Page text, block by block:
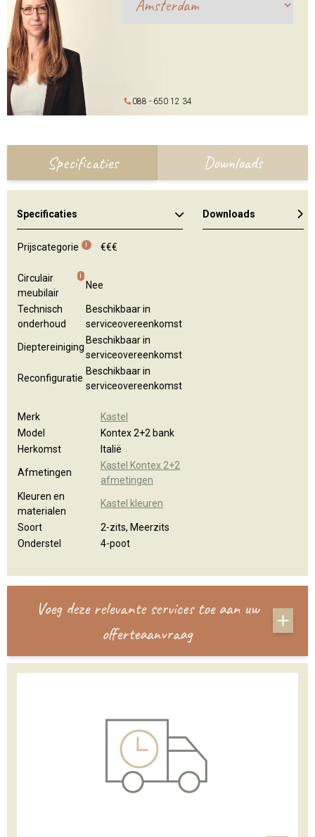
088 - 650 12 34
Specificaties Downloads
Specificaties
Prijscategorie i €€€
Circulair
meubilair
i
Nee
Technisch
onderhoud
Beschikbaar in
serviceovereenkomst
Dieptereiniging
Beschikbaar in
serviceovereenkomst
Reconfiguratie
Beschikbaar in
serviceovereenkomst
Merk
Kastel
Model
Kontex 2+2 bank
Herkomst
Italië
Afmetingen
Kastel Kontex 2+2
afmetingen
Kleuren en
materialen
Kastel kleuren
Soort
2-zits, Meerzits
Onderstel
4-poot
Downloads
Voeg deze relevante services toe aan uw
offerteaanvraag